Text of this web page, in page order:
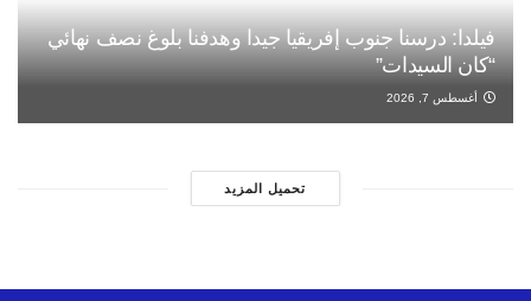
فيلدا: درسنا جنوب إفريقيا جيدا وهدفنا بلوغ نصف نهائي
“كان السيدات”
أغسطس 7, 2026
تحميل المزيد